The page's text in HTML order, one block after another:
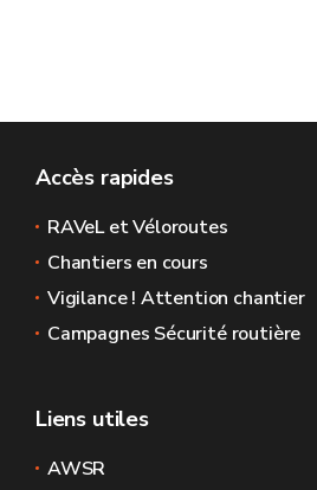
Accès rapides
RAVeL et Véloroutes
Chantiers en cours
Vigilance ! Attention chantier
Campagnes Sécurité routière
Liens utiles
AWSR